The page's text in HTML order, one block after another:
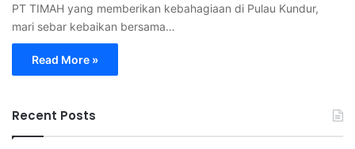
PT TIMAH yang memberikan kebahagiaan di Pulau Kundur,
mari sebar kebaikan bersama…
Read More »
Recent Posts